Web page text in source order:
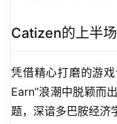
Catizen的上半
凭借精心打磨的游
Earn”浪潮中脱颖而
题，深谙多巴胺经济